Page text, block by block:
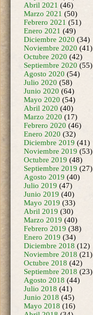
Febrero 2021(51)
Enero 2021 (49)
Diciembre 2020(34)
Noviembre 2020
Octubre 2020(42)
Septiembre 2020 (55)
Agosto 2020(54)
Julio 2020(58)
Junio 2020(64)
Mayo 2020(54)
Abril 2020(40)
Marzo 2020 (17)
Febrero 2020(46)
Enero 2020(32)
Diciembre 2019(41)
Noviembre 2019
Octubre 2019(48)
Septiembre 2019 (27)
Agosto 2019(40)
Julio 2019(47)
Junio 2019(40)
Mayo 2019(33)
Abril 2019(30)
Marzo 2019 (40)
Febrero 2019(38)
Enero 2019(34)
Diciembre 2018(12)
Noviembre 2018
Octubre 2018(42)
Septiembre 2018 (23)
Agosto 2018(44)
Julio 2018(41)
Junio 2018(45)
Mayo 2018(16)
Abril 2018(34)
Marzo 2018 (38)